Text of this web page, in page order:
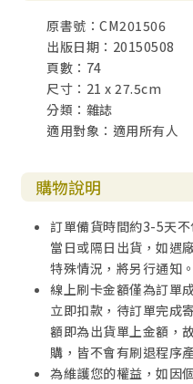
原書號：CM201506
出版日期：20150508
頁數：74
尺寸：21 x 27.5cm
分類：雜誌
適用對象：適用所有人
購物說明
訂單備貨時間約3-5天
當日或隔日出貨，如遇
特殊情況，將另行通知
線上刷卡金額僅為訂單
立即扣款，待訂單完成
額即為出貨單上金額，
購，皆不會有刷退程序
為維護您的權益，如因